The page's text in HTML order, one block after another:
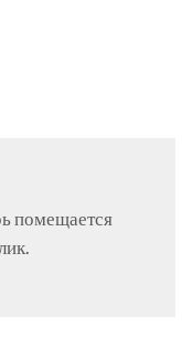
помещается